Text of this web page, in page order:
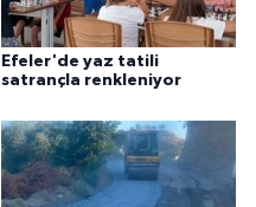
Efeler'de yaz tatili
satrançla renkleniyor